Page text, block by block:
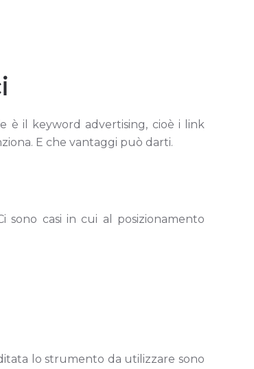
è il keyword advertising, cioè i link
E che vantaggi può darti.
sono casi in cui al posizionamento
lo strumento da utilizzare sono